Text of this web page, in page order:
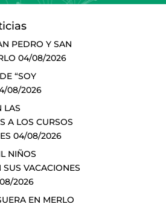
PEDRO Y SAN
04/08/2026
“SOY
08/2026
LAS
A LOS CURSOS
04/08/2026
NIÑOS
VACACIONES
2026
EN MERLO